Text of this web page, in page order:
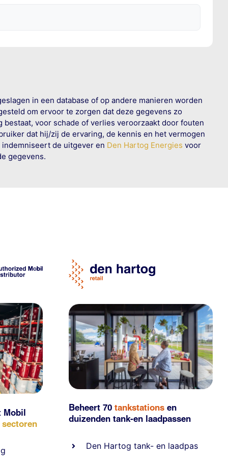
in een database of op andere manieren worden
om ervoor te zorgen dat deze gegevens zo
voor schade of verlies veroorzaakt door fouten
dat hij/zij de ervaring, de kennis en het vermogen
de uitgever en Den Hartog Energies voor
gegevens.
Mobil
Beheert 70tankstationsen
duizendentank-en laadpassen
Den Hartog tank- en laadpas